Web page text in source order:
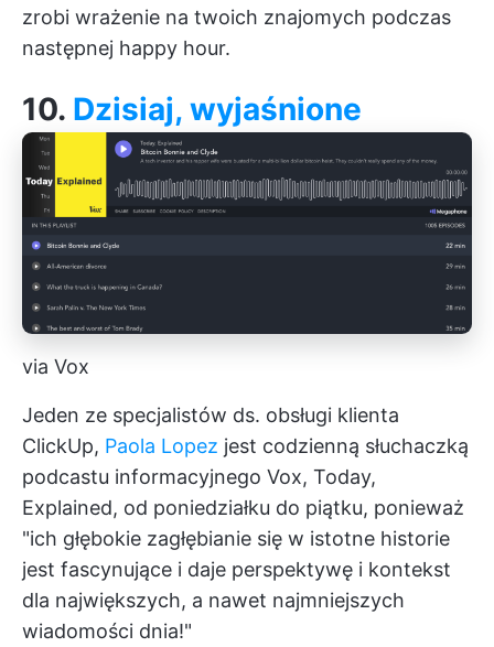
zrobi wrażenie na twoich znajomych podczas
następnej happy hour.
10. Dzisiaj, wyjaśnione
via Vox
Jeden ze specjalistów ds. obsługi klienta
ClickUp, Paola Lopez jest codzienną słuchaczką
podcastu informacyjnego Vox, Today,
Explained, od poniedziałku do piątku, ponieważ
"ich głębokie zagłębianie się w istotne historie
jest fascynujące i daje perspektywę i kontekst
dla największych, a nawet najmniejszych
wiadomości dnia!"